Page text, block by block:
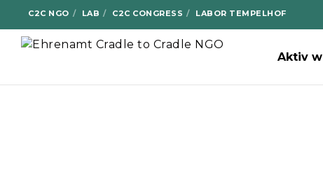
C2C NGO LAB C2C CONGRESS LABOR TEMPELHOF
Aktiv